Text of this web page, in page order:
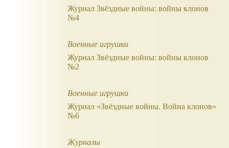
Журнал Звёздные войны: войны клонов
№4
Военные игрушки
Журнал Звёздные войны: войны клонов
№2
Военные игрушки
Журнал «Звёздные войны. Война клонов»
№6
Журналы